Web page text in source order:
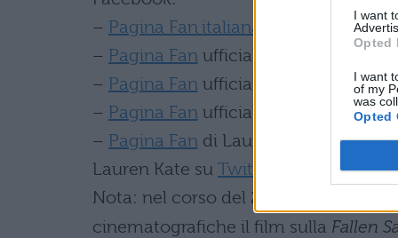
I want
Opted
I want
of my
was
Opted
– Pagina Fan italiana
– Pagina Fanufficiale italiana
– Pagina Fanufficiale australiana
– Pagina Fanufficiale USA e UK
– Pagina Fandi Lauren Kate su
Lauren Kate su Twitter
Nota: nel corso del 2012 dovrebbe
cinematografiche il film sulla Fallen